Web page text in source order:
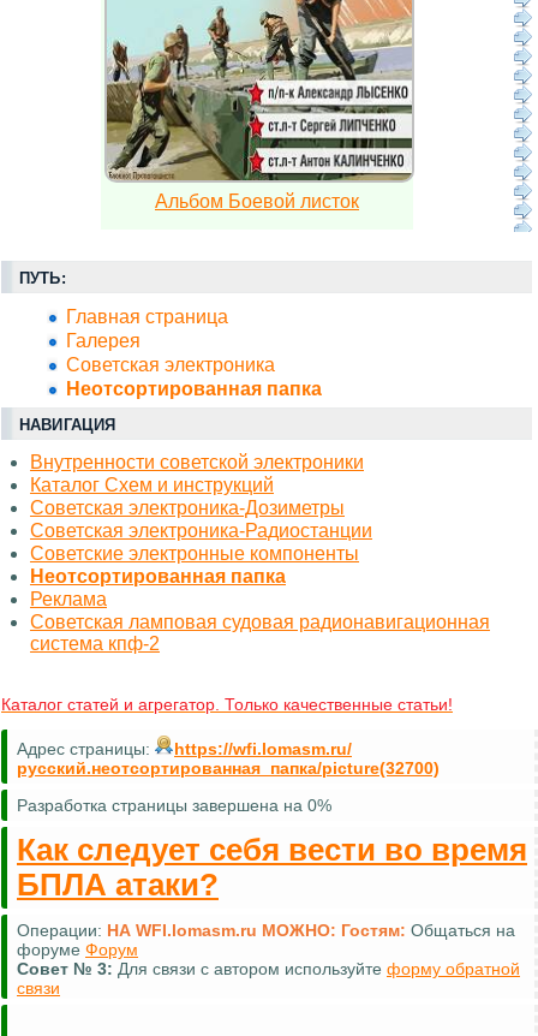
Альбом Боевой листок
ПУТЬ:
Главная страница
Галерея
Советская электроника
Неотсортированная папка
НАВИГАЦИЯ
Внутренности советской электроники
Каталог Схем и инструкций
Советская электроника-Дозиметры
Советская электроника-Радиостанции
Советские электронные компоненты
Неотсортированная папка
Реклама
Советская ламповая судовая радионавигационная
система кпф-2
Каталог статей и агрегатор. Только качественные статьи!
Адрес страницы:
https://wfi.lomasm.ru/
русский.неотсортированная_папка/picture(32700)
Разработка страницы завершена на 0%
Как следует себя вести во время
БПЛА атаки?
Операции: НА WFI.lomasm.ru МОЖНО: Гостям: Общаться на
форуме Форум
Совет № 3: Для связи с автором используйте форму обратной
связи